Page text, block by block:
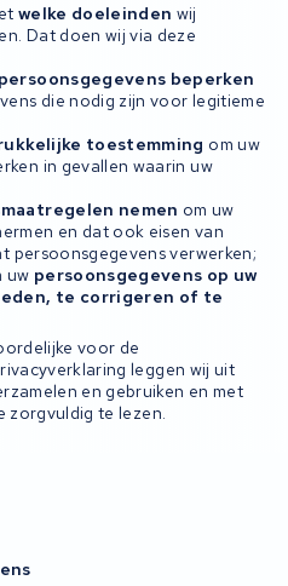
welke doeleinden wij
Dat doen wij via deze
beperken
die nodig zijn voor legitieme
toestemming om uw
in gevallen waarin uw
nemen om uw
en dat ook eisen van
persoonsgegevens verwerken;
uw persoonsgegevens op uw
te corrigeren of te
voor de
leggen wij uit
en gebruiken en met
zorgvuldig te lezen.